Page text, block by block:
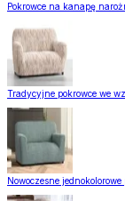
Pokrowce na kanapę
Tradycyjne pokrowce we
Nowoczesne jednokolorowe